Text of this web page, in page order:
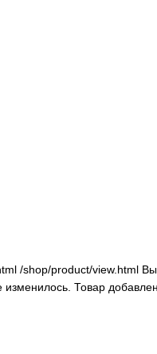
/shop/product/view.html
изменилось. Товар